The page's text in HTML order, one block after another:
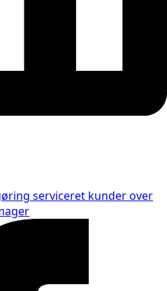
serviceret kunder over